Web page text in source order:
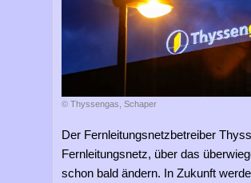
© Thyssengas, Schaper
Der Fernleitungsnetzbetreiber
Fernleitungsnetz, über das
schon bald ändern. In Zukunft